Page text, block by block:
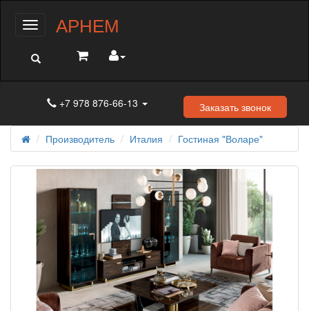
МенюАРНЕМ
+7 978 876-66-13 Заказать звонок
Производитель Италия Гостиная "Воларе"